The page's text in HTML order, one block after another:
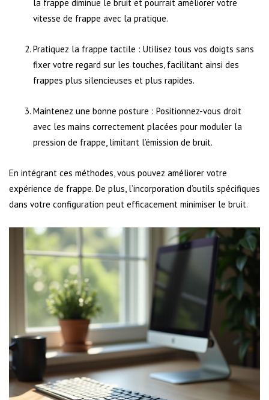
la frappe diminue le bruit et pourrait améliorer votre
vitesse de frappe avec la pratique.
Pratiquez la frappe tactile : Utilisez tous vos doigts sans
fixer votre regard sur les touches, facilitant ainsi des
frappes plus silencieuses et plus rapides.
Maintenez une bonne posture : Positionnez-vous droit
avec les mains correctement placées pour moduler la
pression de frappe, limitant l’émission de bruit.
En intégrant ces méthodes, vous pouvez améliorer votre
expérience de frappe. De plus, l’incorporation d’outils spécifiques
dans votre configuration peut efficacement minimiser le bruit.